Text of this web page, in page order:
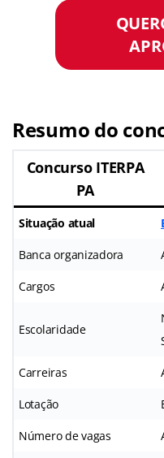
Resumo do
Concurso ITERPA
PA
Situação atual
Banca organizadora
Cargos
Escolaridade
Carreiras
Lotação
Número de vagas